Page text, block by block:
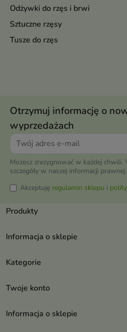
Odżywki do rzęs i brwi
Sztuczne rzęsy
Tusze do rzęs
Otrzymuj informację o
wyprzedażach
Możesz zrezygnować w każdej
szczegóły w naszej informacji prawnej.
Akceptuję regulamin sklepu i
Produkty
Informacja o sklepie
Kategorie
Twoje konto
Informacja o sklepie